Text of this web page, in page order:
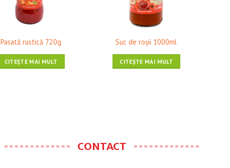
Pasată rustică 720g
CITEȘTE MAI MULT
Suc de roșii 1000ml
CITEȘTE MAI MULT
CONTACT